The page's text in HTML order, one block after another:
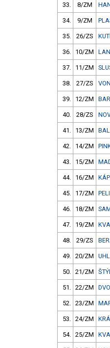
33. 8/ZM
34. 9/ZM
35. 26/ZS
36. 10/ZM
37. 11/ZM
38. 27/ZS
39. 12/ZM
40. 28/ZS
41. 13/ZM
42. 14/ZM
43. 15/ZM
44. 16/ZM
45. 17/ZM
46. 18/ZM
47. 19/ZM
48. 29/ZS
49. 20/ZM
50. 21/ZM
51. 22/ZM
52. 23/ZM
53. 24/ZM
54. 25/ZM